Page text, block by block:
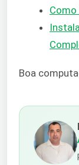
Como
Boa